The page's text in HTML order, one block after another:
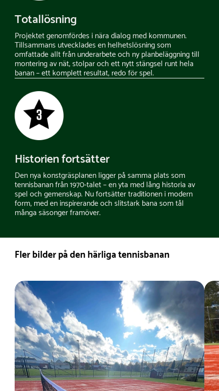
Totallösning
Projektet genomfördes i nära dialog med kommunen.
Tillsammans utvecklades en helhetslösning som
omfattade allt från underarbete och ny planbeläggning till
montering av nät, stolpar och ett nytt stängsel runt hela
banan – ett komplett resultat, redo för spel.
Historien fortsätter
Den nya konstgräsplanen ligger på samma plats som
tennisbanan från 1970-talet – en yta med lång historia av
spel och gemenskap. Nu fortsätter traditionen i modern
form, med en inspirerande och slitstark bana som tål
många säsonger framöver.
Fler bilder på den härliga tennisbanan